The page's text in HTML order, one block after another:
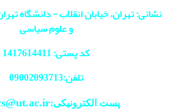
نشانی: تهران، خیابان انقلاب - دانشگاه
و علوم سیاسی
کد پستی: 1417614411
تلفن:09002093713
پست الکترونیکی: